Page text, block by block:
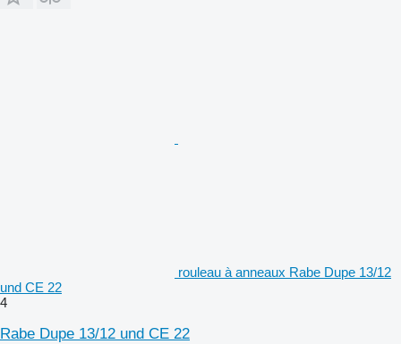
rouleau à anneaux Rabe Dupe 13/12
und CE 22
4
Rabe Dupe 13/12 und CE 22